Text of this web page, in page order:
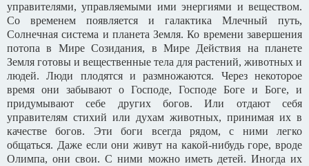
управителями, управляемыми ими энергиями и веществом.
Со временем появляется и галактика Млечный путь,
Солнечная система и планета Земля. Ко времени завершения
потопа в Мире Созидания, в Мире Действия на планете
Земля готовы и вещественные тела для растений, животных и
людей. Люди плодятся и размножаются. Через некоторое
время они забывают о Господе, Господе Боге и Боге, и
придумывают себе других богов. Или отдают себя
управителям стихий или духам животных, принимая их в
качестве богов. Эти боги всегда рядом, с ними легко
общаться. Даже если они живут на какой-нибудь горе, вроде
Олимпа, они свои. С ними можно иметь детей. Иногда их